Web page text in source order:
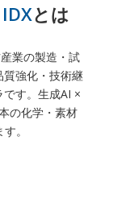
とは
業の製造・試
強化・技術継
す。生成AI ×
の化学・素材
。